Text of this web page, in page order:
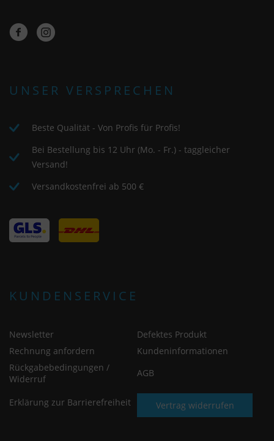
UNSER VERSPRECHEN
Beste Qualität - Von Profis für Profis!
Bei Bestellung bis 12 Uhr (Mo. - Fr.) - taggleicher
Versand!
Versandkostenfrei ab 500 €
KUNDENSERVICE
Newsletter
Defektes Produkt
Rechnung anfordern
Kundeninformationen
Rückgabebedingungen /
Widerruf
AGB
Erklärung zur Barrierefreiheit Vertrag widerrufen